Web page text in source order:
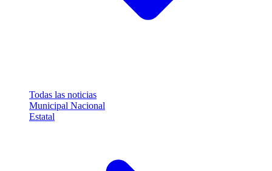
Todas las noticias
Municipal Nacional
Estatal